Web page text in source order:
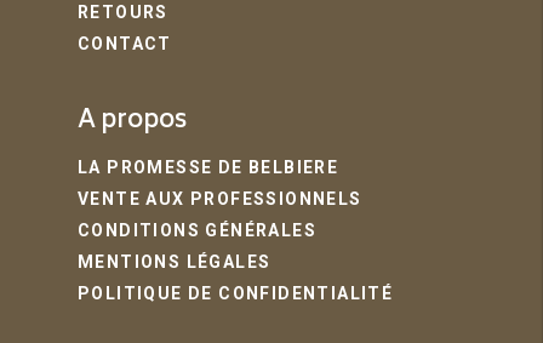
RETOURS
CONTACT
A propos
LA PROMESSE DE BELBIERE
VENTE AUX PROFESSIONNELS
CONDITIONS GÉNÉRALES
MENTIONS LÉGALES
POLITIQUE DE CONFIDENTIALITÉ